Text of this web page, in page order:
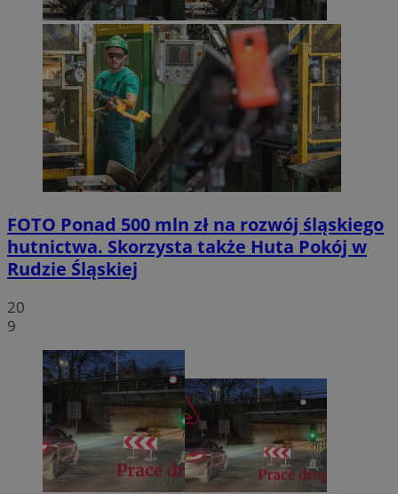
FOTO Ponad 500 mln zł na rozwój śląskiego
hutnictwa. Skorzysta także Huta Pokój w
Rudzie Śląskiej
20
9